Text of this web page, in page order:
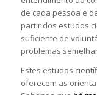
de cada pessoa e
partir dos estudos
suficiente de
problemas
Estes estudos
oferecem as